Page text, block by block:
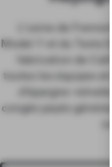
L’usine de
Model Y et du Tesla
toutes les équipes
d’épargne-
congés payés